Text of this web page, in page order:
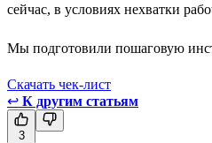
сейчас, в условиях нехватки
Мы подготовили пошаговую
Скачать чек-лист
↩ К другим статьям
3